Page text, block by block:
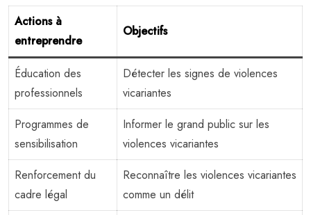
Actions à
entreprendre
Objectifs
Éducation des
professionnels
Détecter les signes de violences
vicariantes
Programmes de
sensibilisation
Informer le grand public sur les
violences vicariantes
Renforcement du
cadre légal
Reconnaître les violences vicariantes
comme un délit